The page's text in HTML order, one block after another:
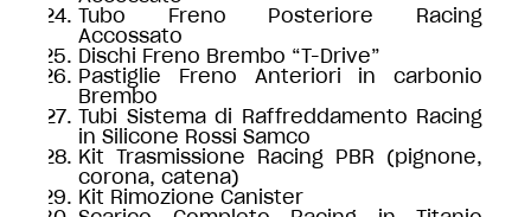
Tubo Freno Posteriore Racing
Accossato
Dischi Freno Brembo “T-Drive”
Pastiglie Freno Anteriori in carbonio
Brembo
Tubi Sistema di Raffreddamento Racing
in Silicone Rossi Samco
Kit Trasmissione Racing PBR (pignone,
corona, catena)
Kit Rimozione Canister